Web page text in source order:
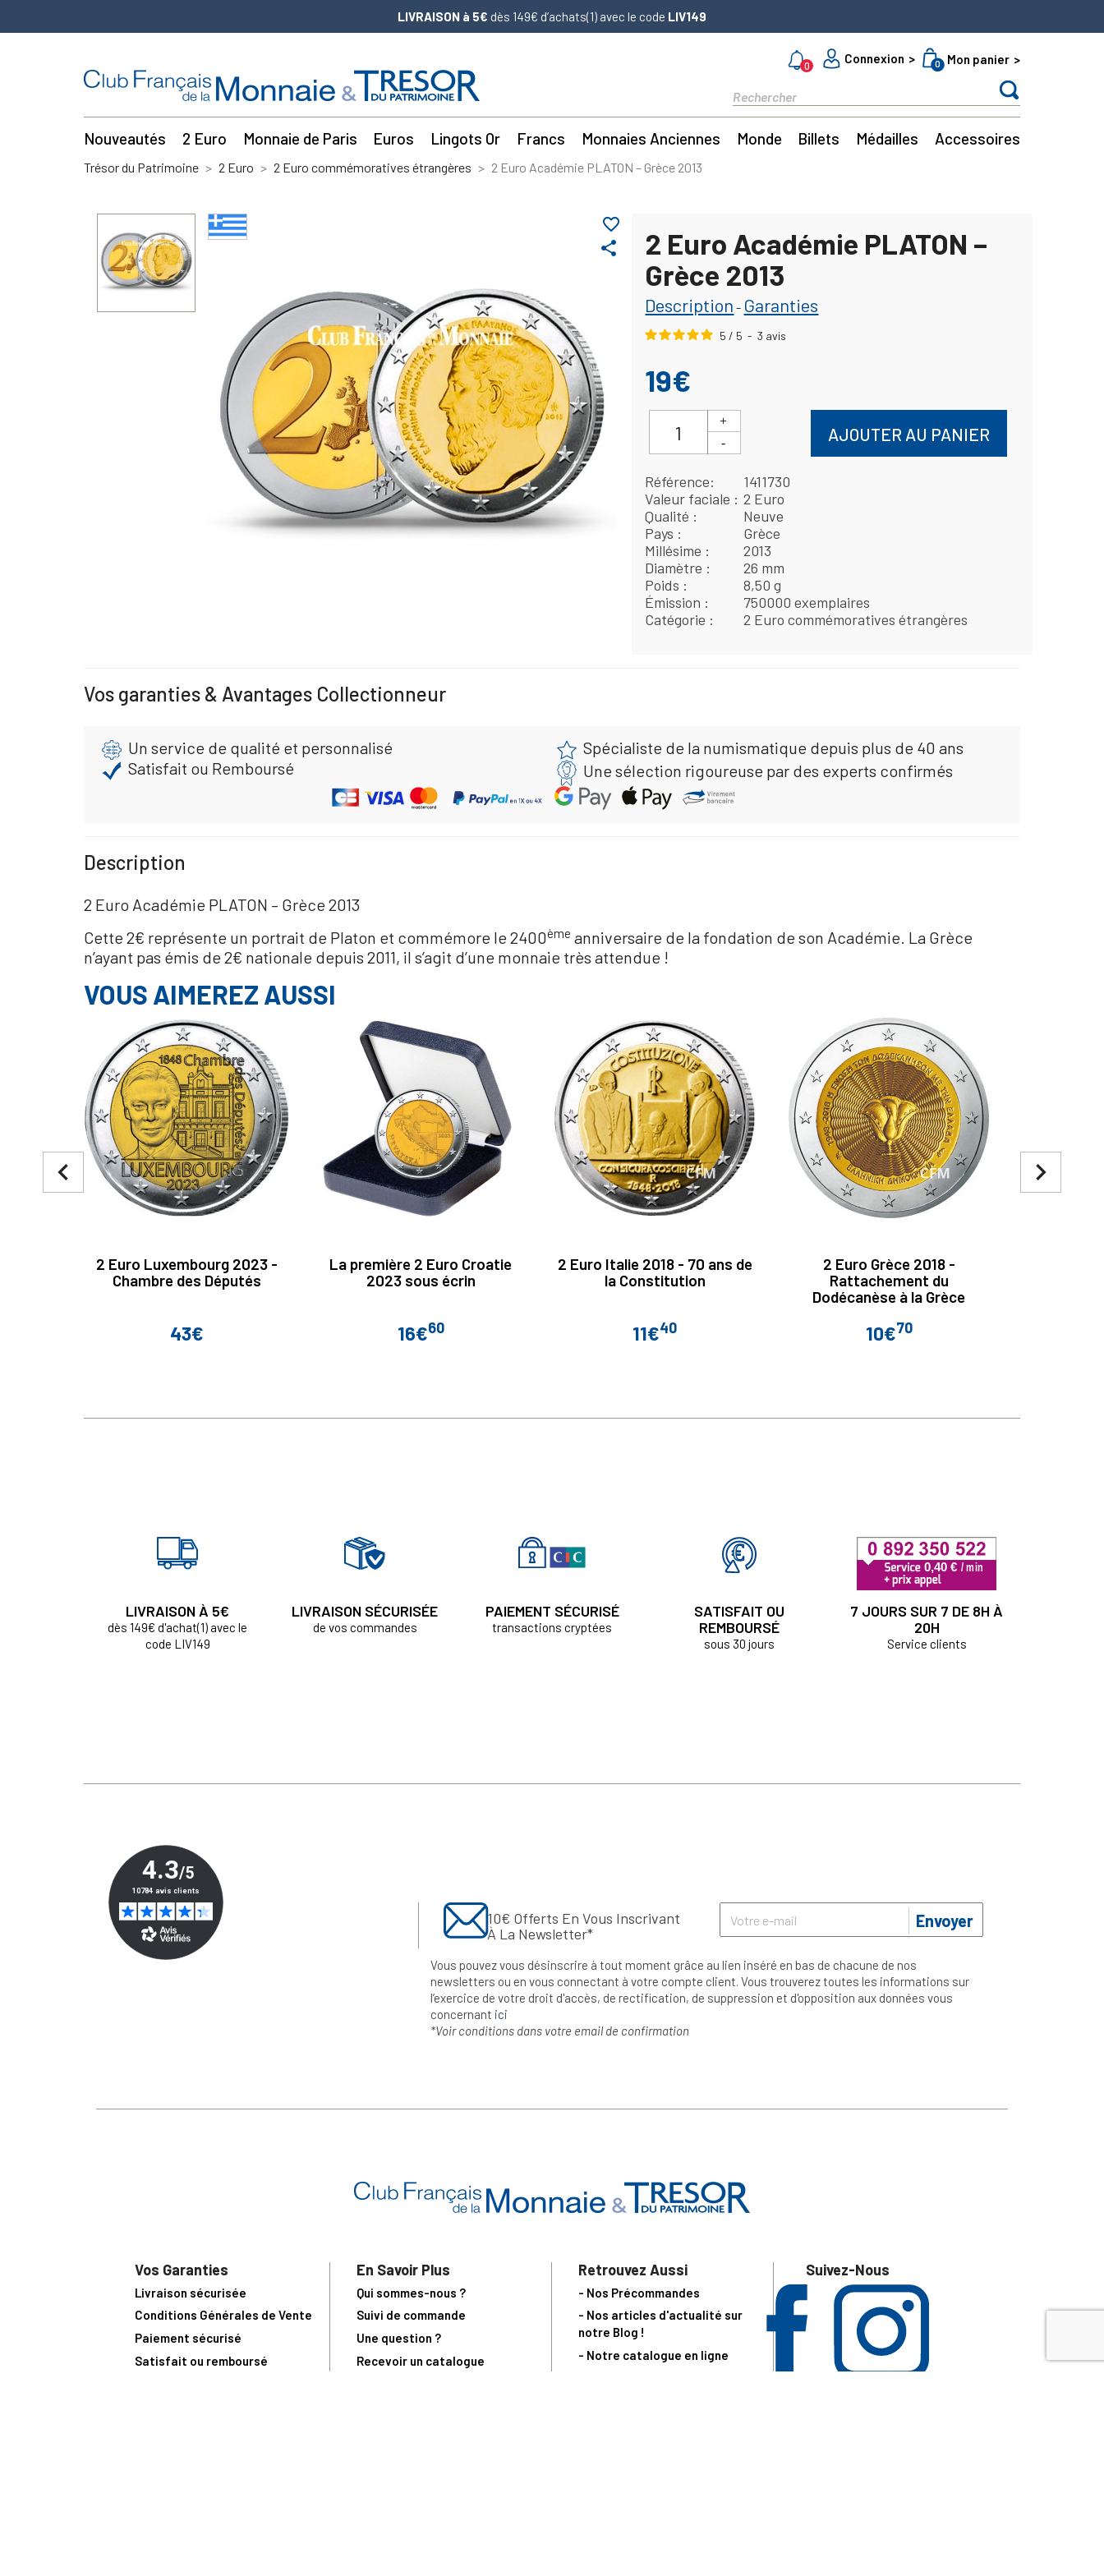
LIVRAISON à 5€ dès 149€ d’achats(1) avec le code LIV149
0
Connexion 0 Mon panier
Nouveautés 2 Euro Monnaie de Paris Euros Lingots Or Francs Monnaies Anciennes Monde Billets Médailles Accessoires
Trésor du Patrimoine 2 Euro 2 Euro commémoratives étrangères 2 Euro Académie PLATON – Grèce 2013
share
favorite_border
2 Euro Académie PLATON –
Grèce 2013
Description - Garanties
5 / 5 - 3 avis
19€
AJOUTER AU PANIER
Référence
1411730
Valeur faciale
2 Euro
Qualité
Neuve
Pays
Grèce
Millésime
2013
Diamètre
26 mm
Poids
8,50 g
Émission
750000 exemplaires
Catégorie
2 Euro commémoratives étrangères
Vos garanties & Avantages Collectionneur
Un service de qualité et personnalisé
Spécialiste de la numismatique depuis plus de 40 ans
Satisfait ou Remboursé
Une sélection rigoureuse par des experts confirmés
Description
2 Euro Académie PLATON – Grèce 2013
Cette 2€ représente un portrait de Platon et commémore le 2400ème anniversaire de la fondation de son Académie. La Grèce
n’ayant pas émis de 2€ nationale depuis 2011, il s’agit d’une monnaie très attendue !
VOUS AIMEREZ AUSSI
2 Euro Luxembourg 2023 -
Chambre des Députés
Prix
43€
La première 2 Euro Croatie
2023 sous écrin
Prix
16€60
2 Euro Italie 2018 - 70 ans de
la Constitution
Prix
11€40
2 Euro Grèce 2018 -
Rattachement du
Dodécanèse à la Grèce
Prix
10€70
navigate_next
navigate_before
LIVRAISON À 5€
dès 149€ d'achat(1) avec le
code LIV149
LIVRAISON SÉCURISÉE
de vos commandes
PAIEMENT SÉCURISÉ
transactions cryptées
SATISFAIT OU
REMBOURSÉ
sous 30 jours
7 JOURS SUR 7 DE 8H À
20H
Service clients
10€ Offerts En Vous Inscrivant
À La Newsletter*
Envoyer
Vous pouvez vous désinscrire à tout moment grâce au lien inséré en bas de chacune de nos
newsletters ou en vous connectant à votre compte client. Vous trouverez toutes les informations sur
l’exercice de votre droit d'accès, de rectification, de suppression et d'opposition aux données vous
concernant ici
*Voir conditions dans votre email de confirmation
Vos Garanties
Livraison sécurisée
Conditions Générales de Vente
Paiement sécurisé
Satisfait ou remboursé
En Savoir Plus
Qui sommes-nous ?
Suivi de commande
Une question ?
Recevoir un catalogue
Retrouvez Aussi
- Nos Précommandes
- Nos articles d'actualité sur
notre Blog !
- Notre catalogue en ligne
Suivez-Nous